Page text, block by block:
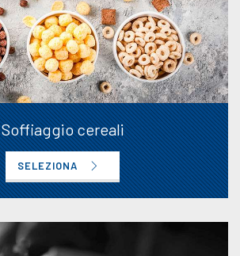
Soffiaggio cereali
SELEZIONA